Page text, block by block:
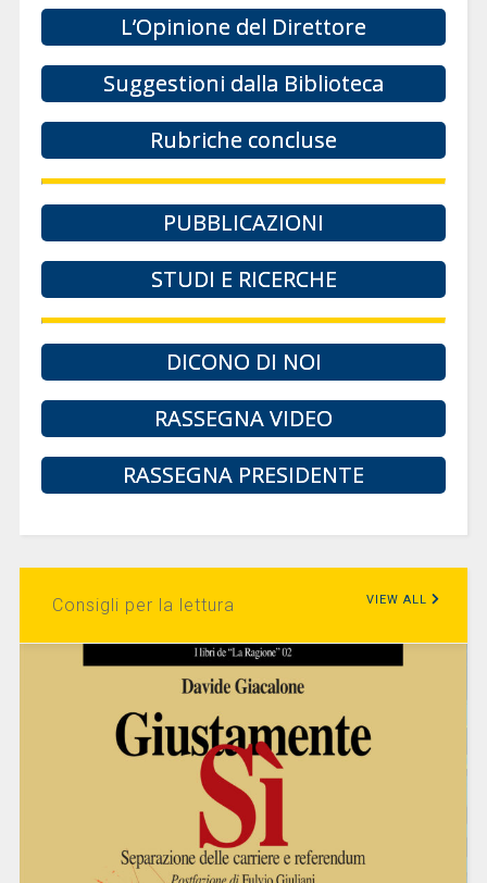
L’Opinione del Direttore
Suggestioni dalla Biblioteca
Rubriche concluse
PUBBLICAZIONI
STUDI E RICERCHE
DICONO DI NOI
RASSEGNA VIDEO
RASSEGNA PRESIDENTE
Consigli per la lettura VIEW ALL